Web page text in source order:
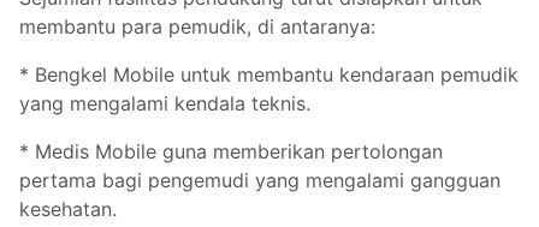
membantu para pemudik, di antaranya:
* Bengkel Mobile untuk membantu kendaraan pemudik
yang mengalami kendala teknis.
* Medis Mobile guna memberikan pertolongan
pertama bagi pengemudi yang mengalami gangguan
kesehatan.